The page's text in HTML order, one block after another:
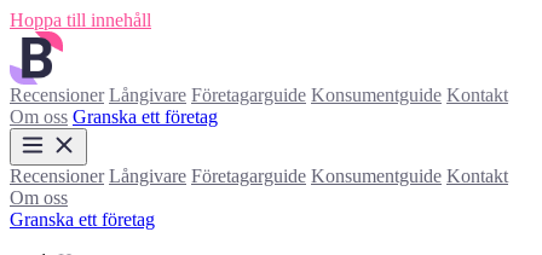
Hoppa till innehåll
Recensioner Långivare Företagarguide Konsumentguide Kontakt
Om oss Granska ett företag
Recensioner Långivare Företagarguide Konsumentguide Kontakt
Om oss
Granska ett företag